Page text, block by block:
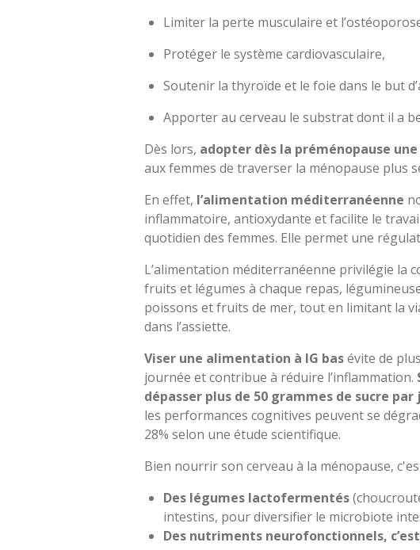
Limiter la perte musculaire et
Protéger le système cardiovasculaire,
Soutenir la thyroïde et le foie dans le but
Apporter au cerveau le substrat dont il a
Dès lors, adopter dès la préménopause
aux femmes de traverser la ménopause plus
En effet, l’alimentation méditerranéenne
inflammatoire, antioxydante et facilite le
quotidien des femmes. Elle permet une
L’alimentation méditerranéenne privilégie la
fruits et légumes à chaque repas,
poissons et fruits de mer, tout en limitant la
dans l’assiette.
Viser une alimentation à IG basévite de
journée et contribue à réduire l’inflammation.
dépasser plus de 50 grammes de sucre
les performances cognitives peuvent se
28% selon une étude scientifique.
Bien nourrir son cerveau à la ménopause,
Des légumes lactofermentés
intestins, pour diversifier le microbiote
Des nutriments neurofonctionnels,